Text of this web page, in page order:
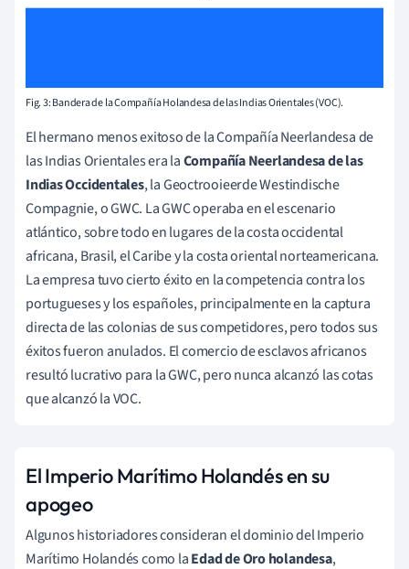
Fig. 3: Bandera de la Compañía Holandesa de las Indias Orientales (VOC).
El hermano menos exitoso de la Compañía Neerlandesa de
las Indias Orientales era laCompañía Neerlandesa de las
Indias Occidentales, la Geoctrooieerde Westindische
Compagnie, o GWC. La GWC operaba en el escenario
atlántico, sobre todo en lugares de la costa occidental
africana, Brasil, el Caribe y la costa oriental norteamericana.
La empresa tuvo cierto éxito en la competencia contra los
portugueses y los españoles, principalmente en la captura
directa de las colonias de sus competidores, pero todos sus
éxitos fueron anulados. El comercio de esclavos africanos
resultó lucrativo para la GWC, pero nunca alcanzó las cotas
que alcanzó la VOC.
El Imperio Marítimo Holandés en su
apogeo
Algunos historiadores consideran el dominio del Imperio
Marítimo Holandés como laEdad de Oro holandesa,